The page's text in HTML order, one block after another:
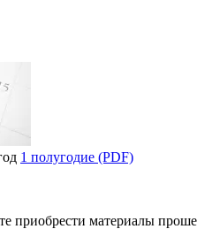
1 полугодие (PDF)
приобрести материалы